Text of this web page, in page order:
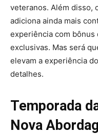
veteranos. Além disso,
adiciona ainda mais
experiência com
exclusivas. Mas será
elevam a experiência
detalhes.
Temporada
Nova